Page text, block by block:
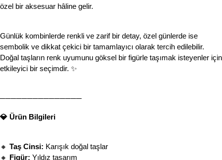
özel bir aksesuar hâline gelir.
Günlük kombinlerde renkli ve zarif bir detay, özel günlerde ise
sembolik ve dikkat çekici bir tamamlayıcı olarak tercih edilebilir.
Doğal taşların renk uyumunu göksel bir figürle taşımak isteyenler için
etkileyici bir seçimdir. ✨
───────────────
💎 Ürün Bilgileri
🔸 Taş Cinsi: Karışık doğal taşlar
🔸
Figür: Yıldız tasarım